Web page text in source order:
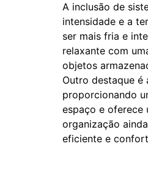
A inclusão de
intensidade e a
ser mais fria e
relaxante com
objetos
Outro destaque é
proporcionando
espaço e oferece
organização
eficiente e